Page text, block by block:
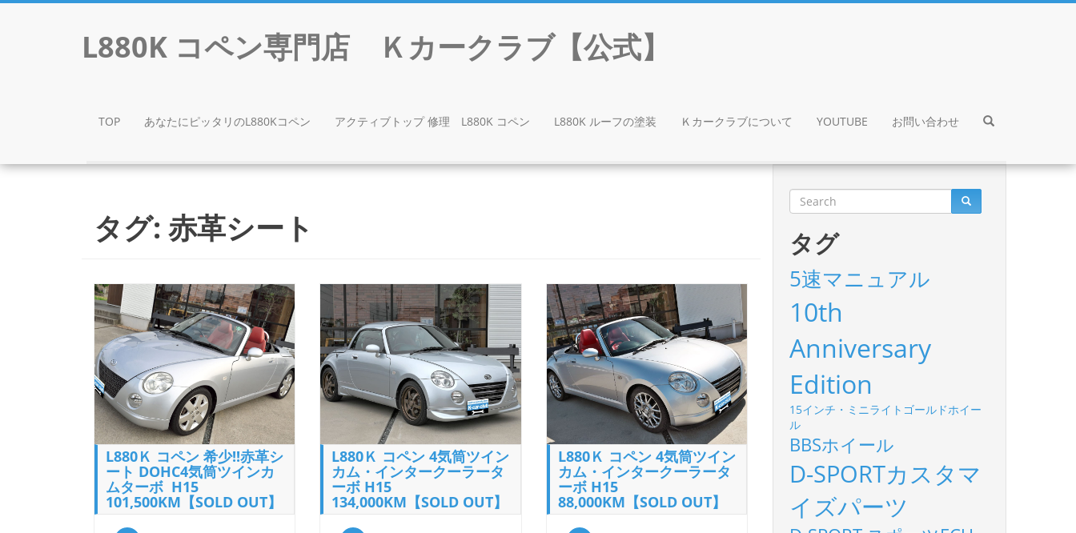
L880K コペン専門店 Ｋカークラブ【公式】
TOP あなたにピッタリのL880Kコペン アクティブトップ 修理 L880K コペン L880K ルーフの塗装 Ｋカークラブについて YOUTUBE お問い合わせ
タグ: 赤革シート
L880Ｋ コペン 希少!!赤革シ
ート DOHC4気筒ツインカ
ムターボ H15
101,500KM【SOLD OUT】
L880Ｋ コペン 4気筒ツイン
カム・インタークーラータ
ーボ H15
134,000KM【SOLD OUT】
L880Ｋ コペン 4気筒ツイン
カム・インタークーラータ
ーボ H15
88,000KM【SOLD OUT】
タグ
5速マニュアル
10th
Anniversary
Edition
15インチ・ミニライトゴールドホイー
ル
BBSホイール
D-SPORTカスタマ
イズパーツ